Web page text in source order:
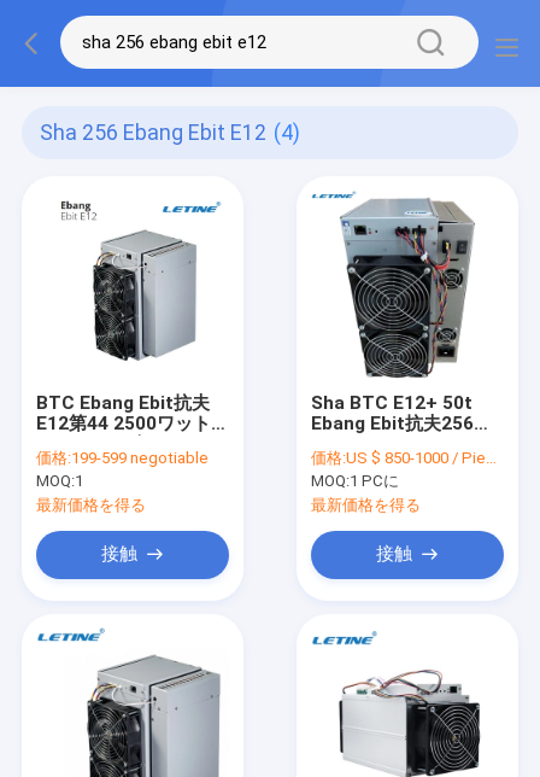
Sha 256 Ebang Ebit E12 (4)
BTC Ebang Ebit抗夫
E12第44 2500ワット
価格:199-599 negotiable
MOQ:1
最新価格を得る
接触
Sha BTC E12+ 50t
Ebang Ebit抗夫256
価格:US $ 850-1000 / Piece
MOQ:1 PCに
最新価格を得る
接触